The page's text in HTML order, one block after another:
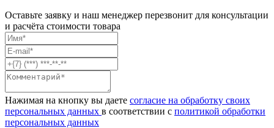
Оставьте заявку и наш менеджер перезвонит для консультации
и расчёта стоимости товара
Нажимая на кнопку вы даете согласие на обработку своих
персональных данных в соответствии с политикой обработки
персональных данных